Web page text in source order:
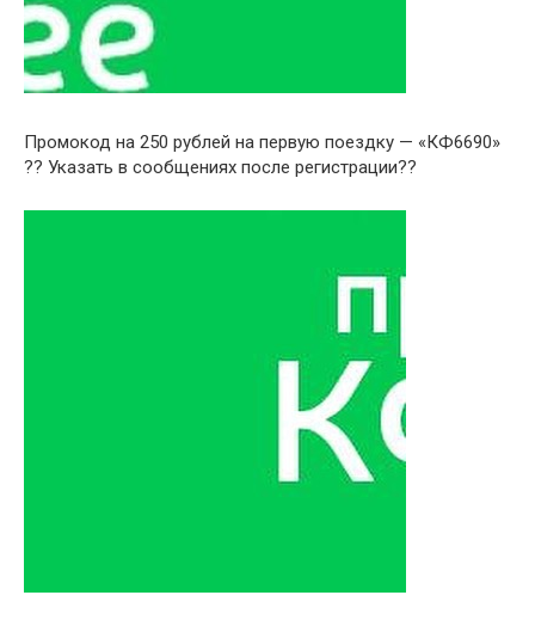
Промокод на 250 рублей на первую поездку — «КФ6690»
?? Указать в сообщениях после регистрации??